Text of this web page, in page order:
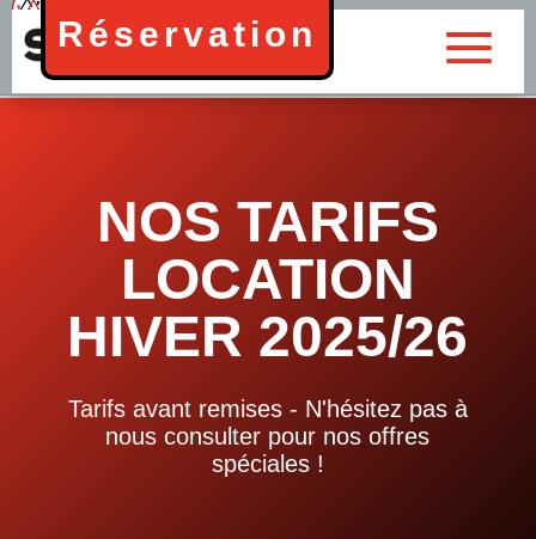
Réservation
NOS TARIFS
LOCATION
HIVER 2025/26
Tarifs avant remises - N'hésitez pas à
nous consulter pour nos offres
spéciales !